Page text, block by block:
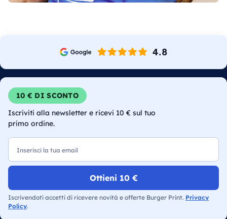
10 € DI SCONTO
Iscriviti alla newsletter e ricevi 10 € sul tuo
primo ordine.
Ottieni 10 €
Iscrivendoti accetti di ricevere novità e offerte Burger Print. Privacy
Policy.